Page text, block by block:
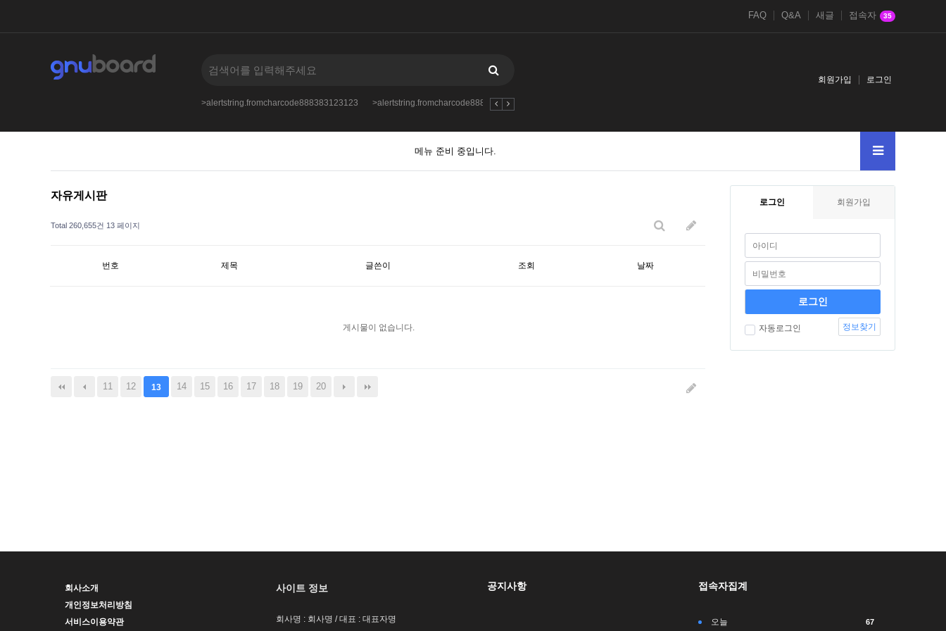
FAQ Q&A 새글 접속자 35
>alertstring.fromcharcode888383123123 >alertstring.fromcharcode888383123123123
회원가입 로그인
메뉴 준비 중입니다.
자유게시판
Total 260,655건 13 페이지
번호 제목 글쓴이 조회 날짜
게시물이 없습니다.
11 12 13 14 15 16 17 18 19 20
로그인 회원가입
자동로그인 정보찾기
회사소개
개인정보처리방침
서비스이용약관
사이트 정보
회사명 : 회사명 / 대표 : 대표자명
공지사항 접속자집계
오늘 67